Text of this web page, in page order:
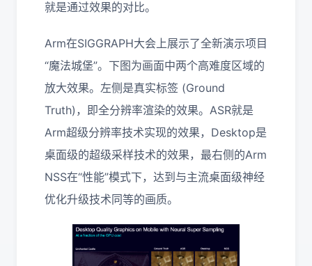
就是通过效果的对比。
Arm在SIGGRAPH大会上展示了全新演示项目
“魔法城堡”。下图为画面中两个高难度区域的
放大效果。左侧是真实标签 (Ground
Truth)，即全分辨率渲染的效果。ASR就是
Arm超级分辨率技术实现的效果，Desktop是
桌面级的超级采样技术的效果，最右侧的Arm
NSS在“性能”模式下，达到与主流桌面级神经
优化升级技术同等的画质。